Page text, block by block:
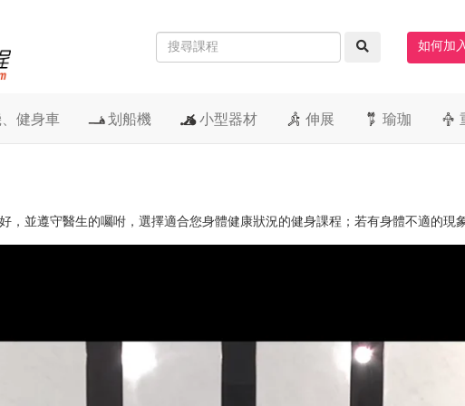
如何加
健身車 划船機 小型器材 伸展 瑜珈
，並遵守醫生的囑咐，選擇適合您身體健康狀況的健身課程；若有身體不適的現